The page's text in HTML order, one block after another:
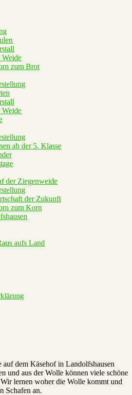
zum Brot
ab der 5. Klasse
der Ziegenweide
der Zukunft
zum Korn
aufs Land
dem Käsehof in Landolfshausen
und aus der Wolle können viele schöne
lernen woher die Wolle kommt und
Schafen an.